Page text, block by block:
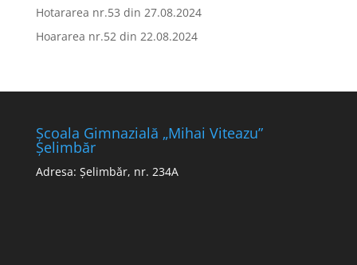
Hotararea nr.53 din 27.08.2024
Hoararea nr.52 din 22.08.2024
Școala Gimnazială „Mihai Viteazu”
Șelimbăr
Adresa: Șelimbăr, nr. 234A